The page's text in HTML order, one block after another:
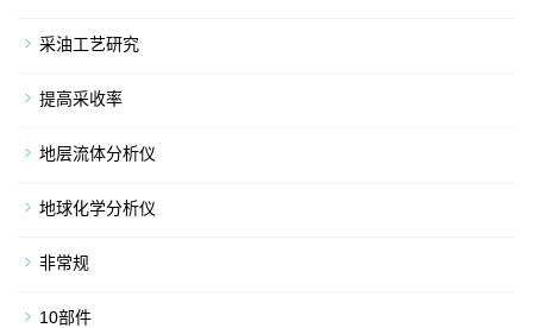
采油工艺研究
提高采收率
地层流体分析仪
地球化学分析仪
非常规
10部件